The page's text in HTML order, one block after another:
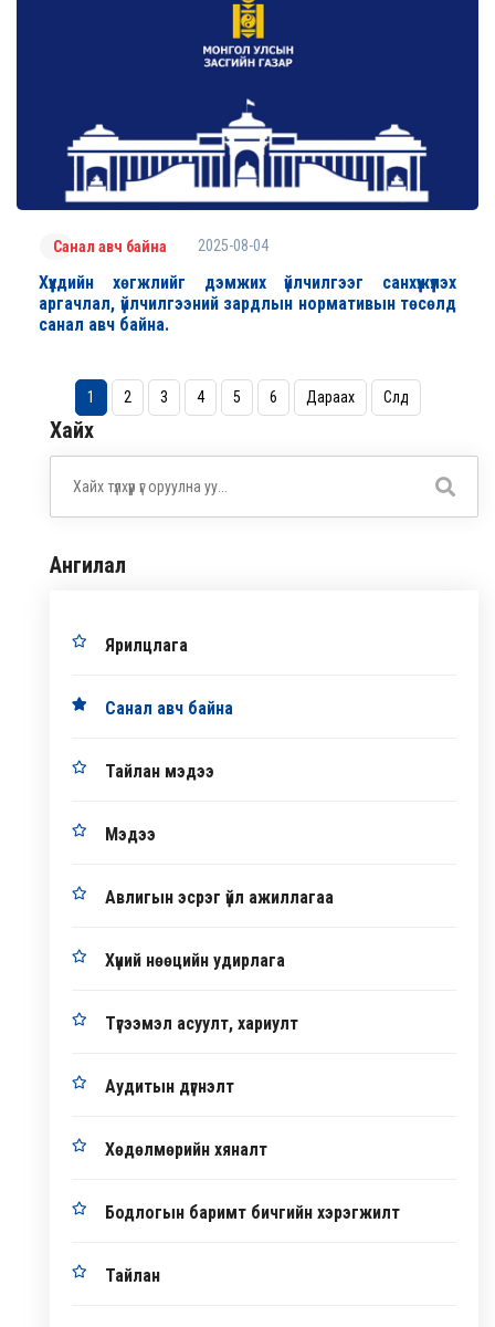
Санал авч байна 2025-08-04
Хүүхдийн хөгжлийг дэмжих үйлчилгээг санхүүжүүлэх
аргачлал, үйлчилгээний зардлын нормативын төсөлд
санал авч байна.
1 2 3 4 5 6 Дараах Сүүлд
Хайх
Ангилал
Ярилцлага
Санал авч байна
Тайлан мэдээ
Мэдээ
Авлигын эсрэг үйл ажиллагаа
Хүний нөөцийн удирлага
Түгээмэл асуулт, хариулт
Аудитын дүгнэлт
Хөдөлмөрийн хяналт
Бодлогын баримт бичгийн хэрэгжилт
Тайлан